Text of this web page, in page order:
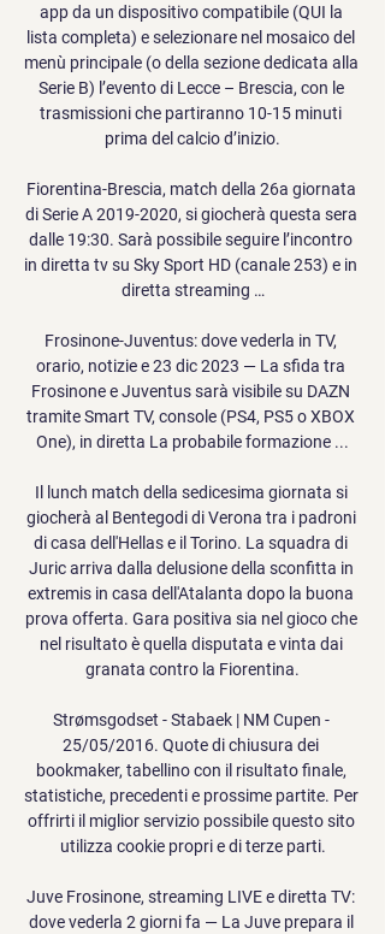
app da un dispositivo compatibile (QUI la
lista completa) e selezionare nel mosaico del
menù principale (o della sezione dedicata alla
Serie B) l’evento di Lecce – Brescia, con le
trasmissioni che partiranno 10-15 minuti
prima del calcio d’inizio.
Fiorentina-Brescia, match della 26a giornata
di Serie A 2019-2020, si giocherà questa sera
dalle 19:30. Sarà possibile seguire l’incontro
in diretta tv su Sky Sport HD (canale 253) e in
diretta streaming …
Frosinone-Juventus: dove vederla in TV,
orario, notizie e 23 dic 2023 — La sfida tra
Frosinone e Juventus sarà visibile su DAZN
tramite Smart TV, console (PS4, PS5 o XBOX
One), in diretta La probabile formazione ...
Il lunch match della sedicesima giornata si
giocherà al Bentegodi di Verona tra i padroni
di casa dell'Hellas e il Torino. La squadra di
Juric arriva dalla delusione della sconfitta in
extremis in casa dell'Atalanta dopo la buona
prova offerta. Gara positiva sia nel gioco che
nel risultato è quella disputata e vinta dai
granata contro la Fiorentina.
Strømsgodset - Stabaek | NM Cupen -
25/05/2016. Quote di chiusura dei
bookmaker, tabellino con il risultato finale,
statistiche, precedenti e prossime partite. Per
offrirti il miglior servizio possibile questo sito
utilizza cookie propri e di terze parti.
Juve Frosinone, streaming LIVE e diretta TV:
dove vederla 2 giorni fa — La Juve prepara il